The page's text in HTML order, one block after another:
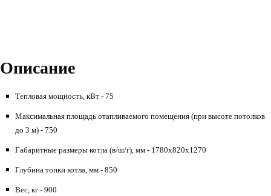
Описание
Тепловая мощность, кВт - 75
Максимальная площадь отапливаемого помещения (при высоте потолков
до 3 м) - 750
Габаритные размеры котла (в/ш/г), мм - 1780х820х1270
Глубина топки котла, мм - 850
Вес, кг - 900